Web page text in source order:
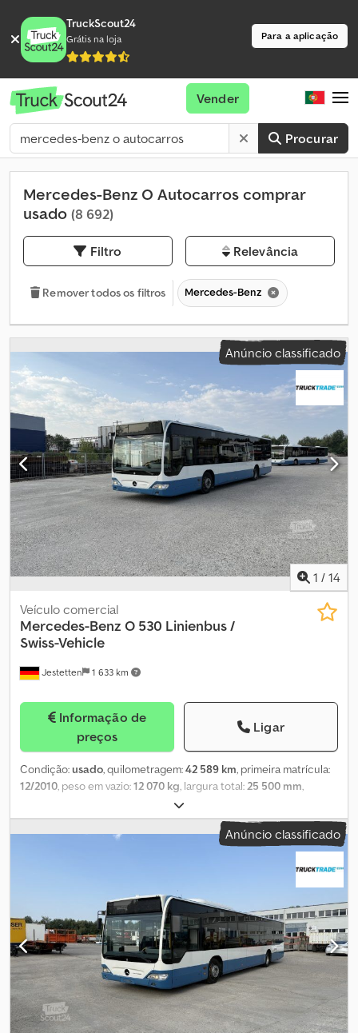
TruckScout24
Grátis na loja Para a aplicação
Procurar
Vender
Mercedes-Benz O Autocarros comprar
usado (8 692)
Filtro Relevância
Remover todos os filtros Mercedes-Benz
Anúncio classificado
1 / 14
Jestetten 1 633 km
Veículo comercial
Mercedes-Benz O 530 Linienbus /
Swiss-Vehicle
Informação de
preços
Ligar
Condição:usado, quilometragem:42 589 km, primeira matrícula:
12/2010, peso em vazio:12 070 kg, largura total:25 500 mm,
, tipo de engrenagem:
de combustível:diesel, classe de emissão:Euro 5, potência:300
kW (407,89 cv), peso máximo de carga:5 930 kg, próxima
, tamanho do pneu:275/70
275/70 R22.5 , 11mm,
, cabina do condutor: cabina diurna, peso
18 000 kg, Equipamento:ar condicionado
Anúncio classificado